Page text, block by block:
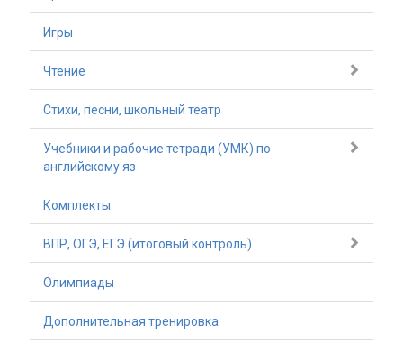
Игры
Чтение
Стихи, песни, школьный театр
Учебники и рабочие тетради (УМК) по
английскому яз
Комплекты
ВПР, ОГЭ, ЕГЭ (итоговый контроль)
Олимпиады
Дополнительная тренировка